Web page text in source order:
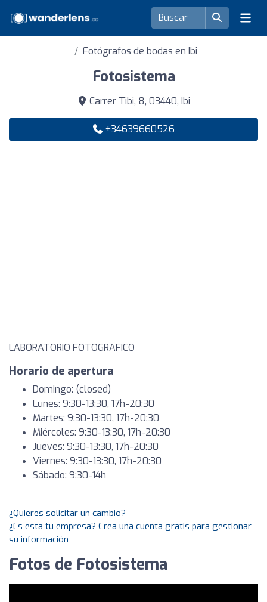
Fotógrafos de bodas en Ibi
Fotosistema
Carrer Tibi, 8, 03440, Ibi
+34639660526
LABORATORIO FOTOGRAFICO
Horario de apertura
Domingo: (closed)
Lunes: 9:30-13:30, 17h-20:30
Martes: 9:30-13:30, 17h-20:30
Miércoles: 9:30-13:30, 17h-20:30
Jueves: 9:30-13:30, 17h-20:30
Viernes: 9:30-13:30, 17h-20:30
Sábado: 9:30-14h
¿Quieres solicitar un cambio?
¿Es esta tu empresa? Crea una cuenta gratis para gestionar
su información
Fotos de Fotosistema